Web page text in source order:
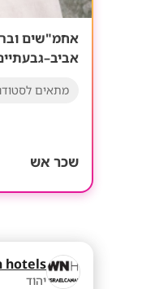
אחמ"שים
מתאים
שכר אש
hotels
יהוד